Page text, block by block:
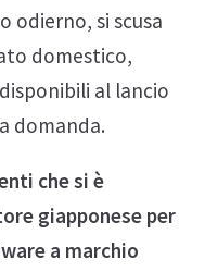
odierno, si scusa
domestico,
al lancio
domanda.
che si è
giapponese per
a marchio